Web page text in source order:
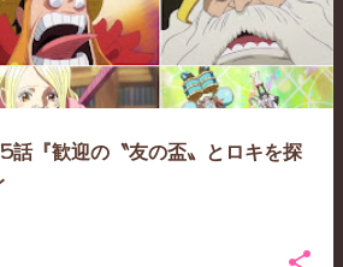
話『歓迎の〝友の盃〟とロキを探